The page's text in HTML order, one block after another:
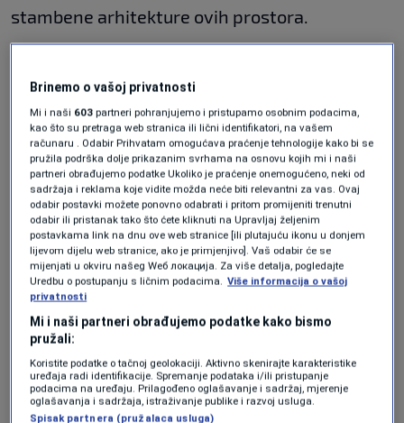
stambene arhitekture ovih prostora.
videoprilogu ispod pogledajte reportažu Ajle
Alihodžić.
Više tema kao što je ova?
KRALJEVA SUTJESKA N1 REPORTAŽE
Oglas
Brinemo o vašoj privatnosti
Mi i naši 603 partneri pohranjujemo i pristupamo osobnim podacima,
kao što su pretraga web stranica ili lični identifikatori, na vašem
računaru . Odabir Prihvatam omogućava praćenje tehnologije kako bi se
pružila podrška dolje prikazanim svrhama na osnovu kojih mi i naši
partneri obrađujemo podatke Ukoliko je praćenje onemogućeno, neki od
sadržaja i reklama koje vidite možda neće biti relevantni za vas. Ovaj
odabir postavki možete ponovno odabrati i pritom promijeniti trenutni
odabir ili pristanak tako što ćete kliknuti na Upravljaj željenim
postavkama link na dnu ove web stranice [ili plutajuću ikonu u donjem
lijevom dijelu web stranice, ako je primjenjivo]. Vaš odabir će se
mijenjati u okviru našeg Wеб локација. Za više detalja, pogledajte
Uredbu o postupanju s ličnim podacima. Više informacija o vašoj
privatnosti
Mi i naši partneri obrađujemo podatke kako bismo
pružali:
Koristite podatke o tačnoj geolokaciji. Aktivno skenirajte karakteristike
uređaja radi identifikacije. Spremanje podataka i/ili pristupanje
podacima na uređaju. Prilagođeno oglašavanje i sadržaj, mjerenje
oglašavanja i sadržaja, istraživanje publike i razvoj usluga.
Spisak partnera (pružalaca usluga)